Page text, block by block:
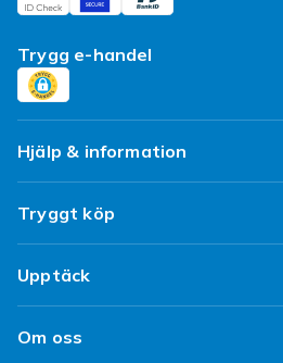
Trygg e-handel
Hjälp & information
Vanliga frågor
Spåra paket
Ångra & Returnera här
Leverans
Tryggt köp
Nöjd kund-löfte
Kundrecensioner
Upptäck
Populära kategorier
Om oss